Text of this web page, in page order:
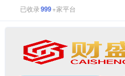
已收录999+家平台